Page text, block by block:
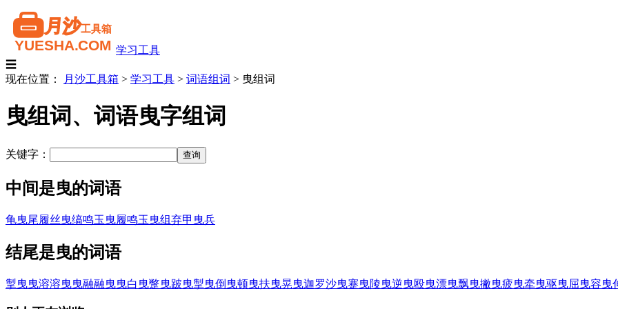
学习工具
☰
现在位置：
月沙工具箱 > 学习工具 > 词语组词 > 曳组词
曳组词、词语曳字组词
关键字：
中间是曳的词语
龟曳尾履丝曳缟鸣玉曳履鸣玉曳组弃甲曳兵
结尾是曳的词语
掣曳曳溶溶曳曳融融曳曳白曳蹩曳跛曳掣曳倒曳顿曳扶曳晃曳迦罗沙曳蹇曳陵曳逆曳殴曳漂曳飘曳撇曳疲曳牵曳驱曳屈曳容曳